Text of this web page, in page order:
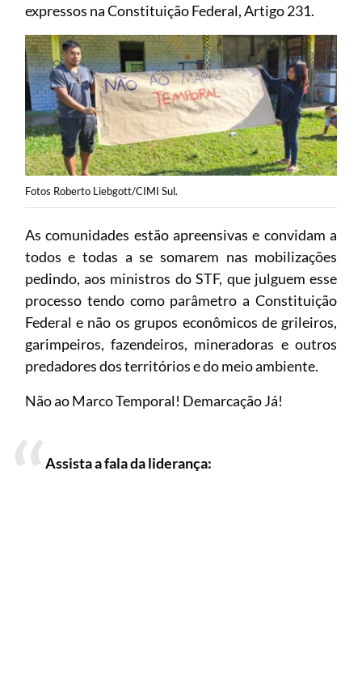
expressos na Constituição Federal, Artigo 231.
Fotos Roberto Liebgott/CIMI Sul.
As comunidades estão apreensivas e convidam a
todos e todas a se somarem nas mobilizações
pedindo, aos ministros do STF, que julguem esse
processo tendo como parâmetro a Constituição
Federal e não os grupos econômicos de grileiros,
garimpeiros, fazendeiros, mineradoras e outros
predadores dos territórios e do meio ambiente.
Não ao Marco Temporal! Demarcação Já!
Assista a fala da liderança: